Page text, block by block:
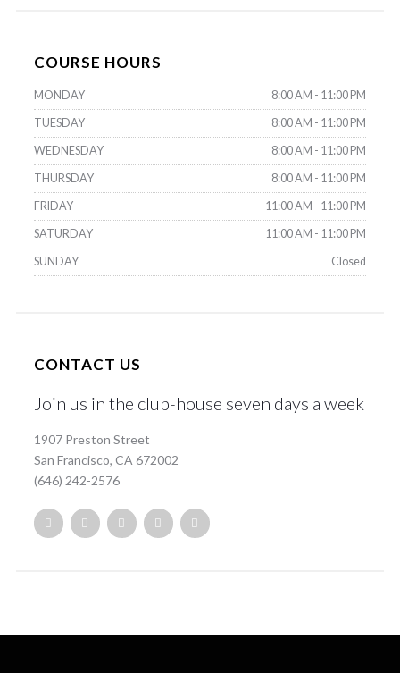
COURSE HOURS
MONDAY 8:00 AM - 11:00 PM
TUESDAY 8:00 AM - 11:00 PM
WEDNESDAY 8:00 AM - 11:00 PM
THURSDAY 8:00 AM - 11:00 PM
FRIDAY 11:00 AM - 11:00 PM
SATURDAY 11:00 AM - 11:00 PM
SUNDAY Closed
CONTACT US
Join us in the club-house seven days a week
1907 Preston Street
San Francisco, CA 672002
(646) 242-2576